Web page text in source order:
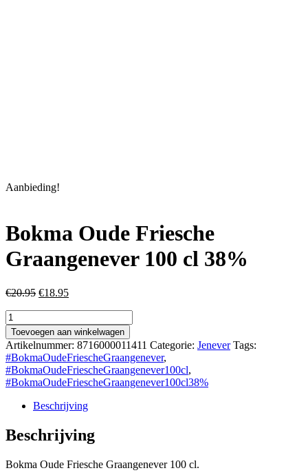
Aanbieding!
Bokma Oude Friesche
Graangenever 100 cl 38%
€20.95 Oorspronkelijke
€20.95.
€18.95Huidige
€18.95.
Bokma
Oude
Friesche
Graangenever
100
cl
38%
aantal
Toevoegen aan winkelwagen
Artikelnummer: 8716000011411 Categorie: Jenever Tags:
#BokmaOudeFriescheGraangenever,
#BokmaOudeFriescheGraangenever100cl,
#BokmaOudeFriescheGraangenever100cl38%
Beschrijving
Beschrijving
Bokma Oude Friesche Graangenever 100 cl.